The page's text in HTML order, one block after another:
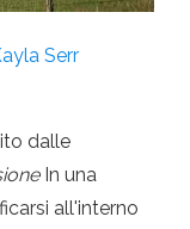
Serr
dalle
In una
all'interno